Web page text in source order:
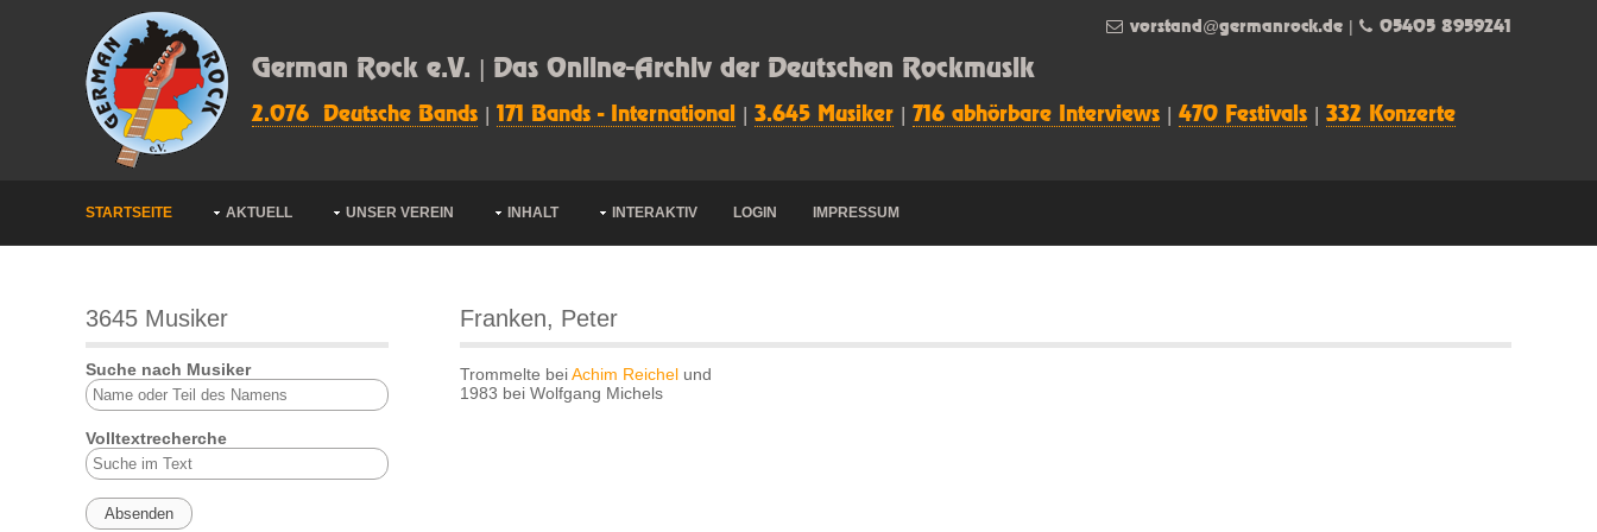
German Rock e.V. | Das Online-Archiv der Deutschen Rockmusik
2.076 Deutsche Bands 171 Bands - International 3.645 Musiker 716 abhörbare Interviews 470 Festivals 332 Konzerte
vorstand@germanrock.de 05405 8959241
STARTSEITE AKTUELL UNSER VEREIN INHALT INTERAKTIV LOGIN IMPRESSUM
3645 Musiker
Suche nach Musiker
Volltextrecherche
Franken, Peter
Trommelte beiAchim Reichel und
1983 bei Wolfgang Michels